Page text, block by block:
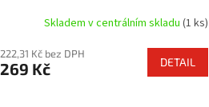
Skladem v centrálním skladu (1 ks)
222,31 Kč bez DPH
269 Kč DETAIL